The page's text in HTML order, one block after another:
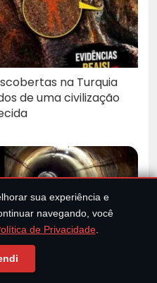
na Turquia
de uma civilização
sua experiência e
navegando, você
de Privacidade.